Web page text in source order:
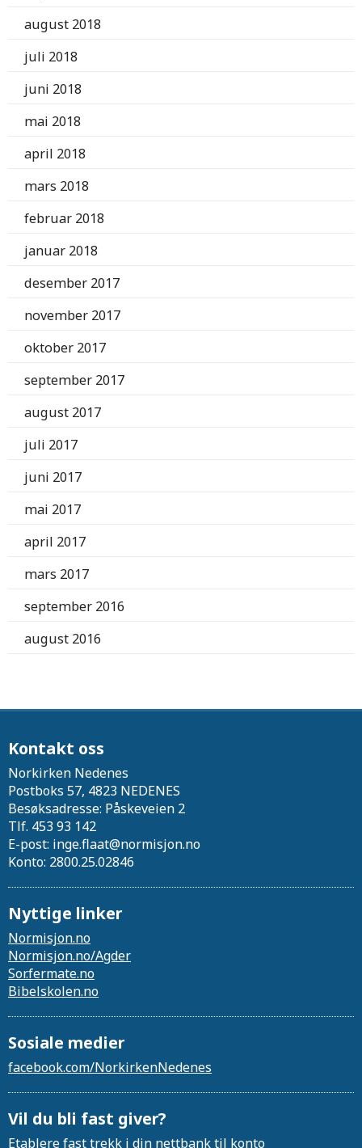
august 2018
juli 2018
juni 2018
mai 2018
april 2018
mars 2018
februar 2018
januar 2018
desember 2017
november 2017
oktober 2017
september 2017
august 2017
juli 2017
juni 2017
mai 2017
april 2017
mars 2017
september 2016
august 2016
Kontakt oss
Norkirken Nedenes
Postboks 57, 4823 NEDENES
Besøksadresse: Påskeveien 2
Tlf. 453 93 142
E-post: inge.flaat@normisjon.no
Konto: 2800.25.02846
Nyttige linker
Normisjon.no
Normisjon.no/Agder
Sor.fermate.no
Bibelskolen.no
Sosiale medier
facebook.com/NorkirkenNedenes
Vil du bli fast giver?
Etablere fast trekk i din nettbank til konto